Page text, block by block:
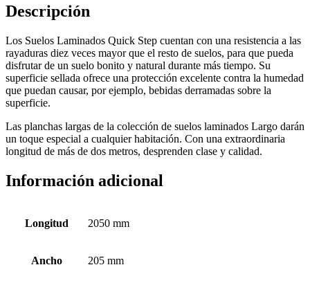
Descripción
Los Suelos Laminados Quick Step cuentan con una resistencia a las
rayaduras diez veces mayor que el resto de suelos, para que pueda
disfrutar de un suelo bonito y natural durante más tiempo. Su
superficie sellada ofrece una protección excelente contra la humedad
que puedan causar, por ejemplo, bebidas derramadas sobre la
superficie.
Las planchas largas de la colección de suelos laminados Largo darán
un toque especial a cualquier habitación. Con una extraordinaria
longitud de más de dos metros, desprenden clase y calidad.
Información adicional
Longitud 2050 mm
Ancho 205 mm